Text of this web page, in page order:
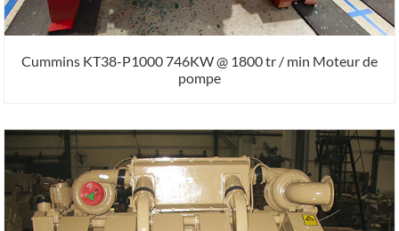
Cummins KT38-P1000 746KW @ 1800 tr / min Moteur de
pompe